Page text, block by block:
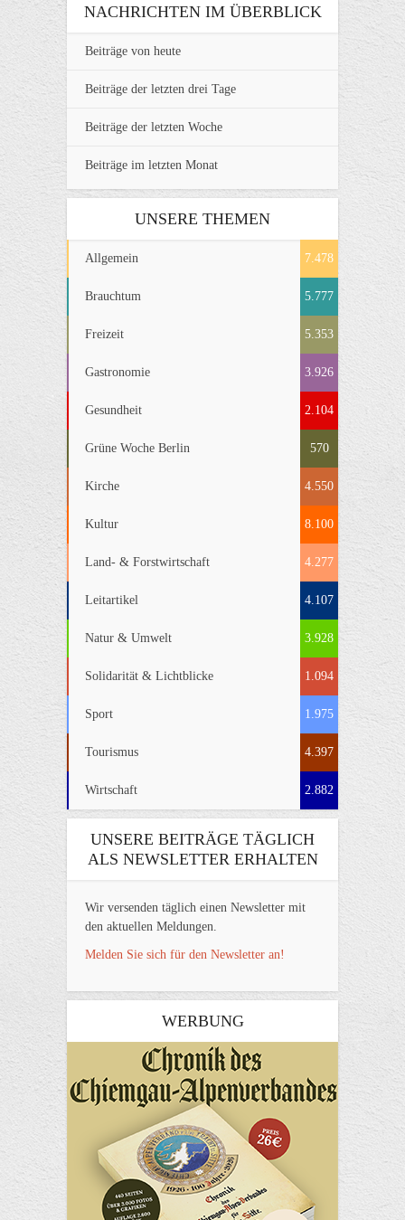
NACHRICHTEN IM ÜBERBLICK
Beiträge von heute
Beiträge der letzten drei Tage
Beiträge der letzten Woche
Beiträge im letzten Monat
UNSERE THEMEN
Allgemein 7.478
Brauchtum 5.777
Freizeit 5.353
Gastronomie 3.926
Gesundheit 2.104
Grüne Woche Berlin 570
Kirche 4.550
Kultur 8.100
Land- & Forstwirtschaft 4.277
Leitartikel 4.107
Natur & Umwelt 3.928
Solidarität & Lichtblicke 1.094
Sport 1.975
Tourismus 4.397
Wirtschaft 2.882
UNSERE BEITRÄGE TÄGLICH
ALS NEWSLETTER ERHALTEN
Wir versenden täglich einen Newsletter mit
den aktuellen Meldungen.
Melden Sie sich für den Newsletter an!
WERBUNG